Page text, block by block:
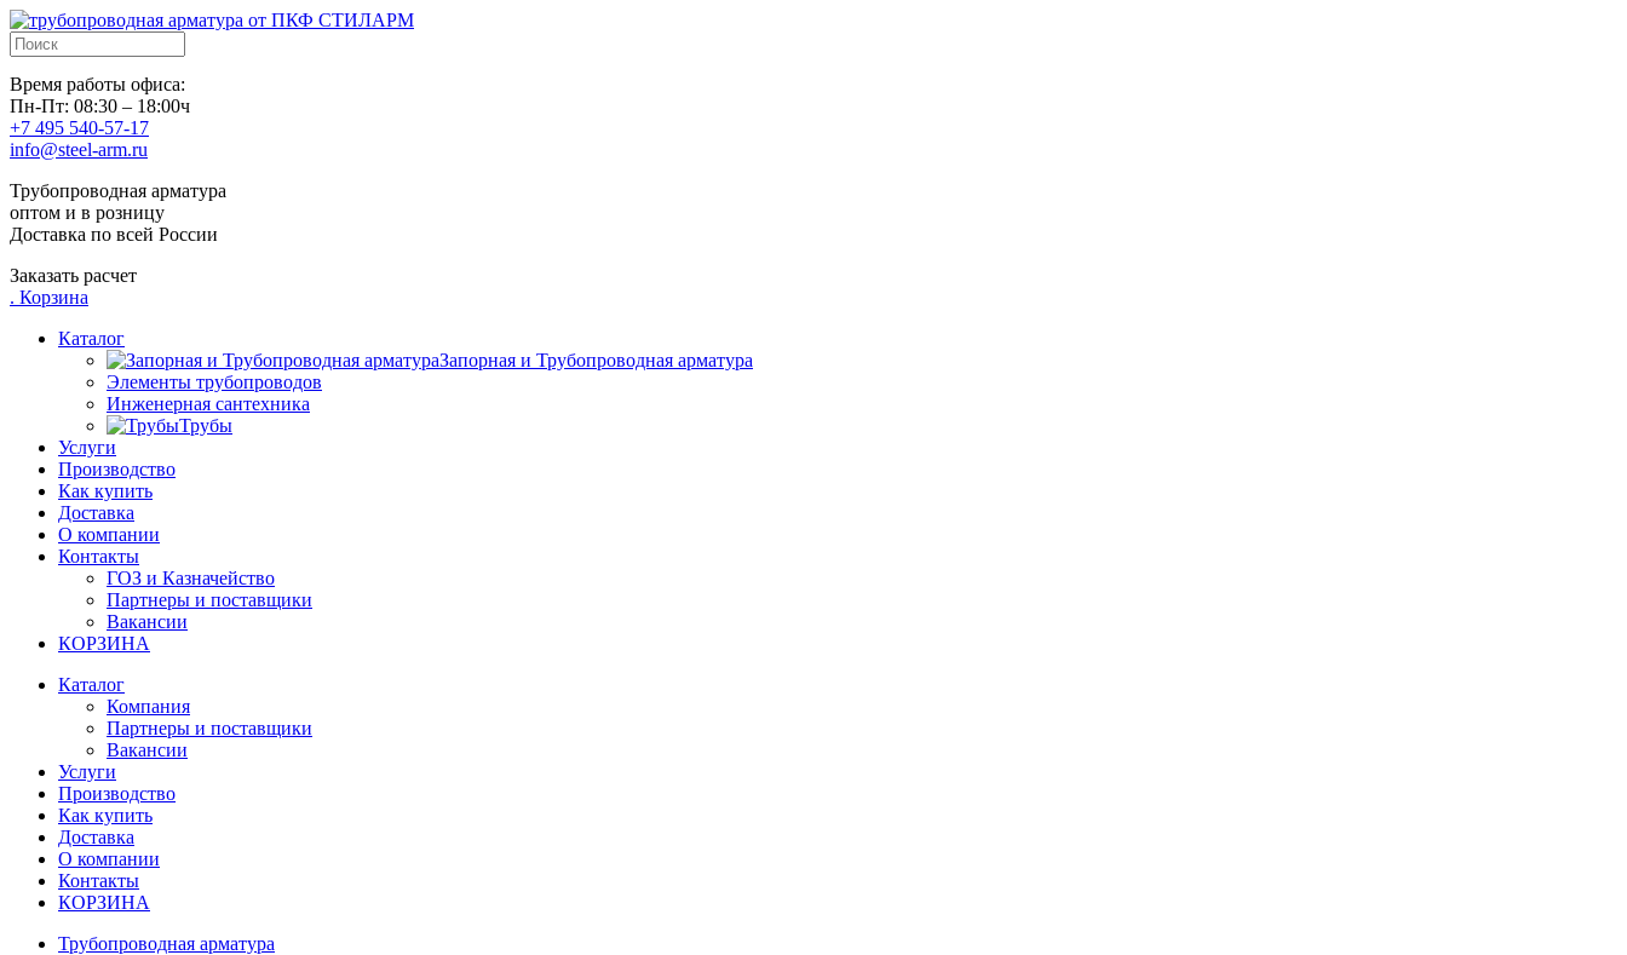
Время работы офиса:
Пн-Пт: 08:30 – 18:00ч
+7 495 540-57-17
info@steel-arm.ru
Трубопроводная арматура
оптом и в розницу
Доставка по всей России
Заказать расчет
. Корзина
Каталог
Запорная и Трубопроводная арматура
Элементы трубопроводов
Инженерная сантехника
Трубы
Услуги
Производство
Как купить
Доставка
О компании
Контакты
ГОЗ и Казначейство
Партнеры и поставщики
Вакансии
КОРЗИНА
Каталог
Компания
Партнеры и поставщики
Вакансии
Услуги
Производство
Как купить
Доставка
О компании
Контакты
КОРЗИНА
Трубопроводная арматура